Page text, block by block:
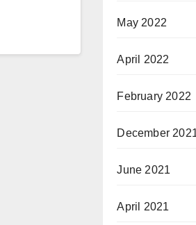
May 2022
April 2022
February 2022
December
June 2021
April 2021